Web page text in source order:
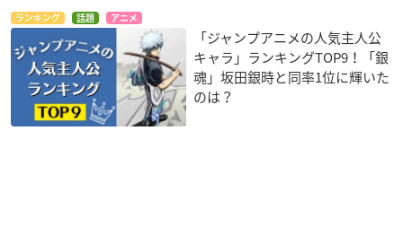
ランキング 話題 アニメ
「ジャンプアニメの人気主人公
キャラ」ランキングTOP9！「銀
魂」坂田銀時と同率1位に輝いた
のは？